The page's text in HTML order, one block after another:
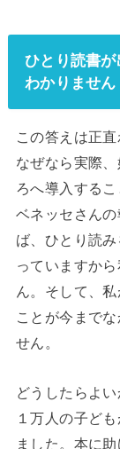
ひとり読書
わかりません
この答えは正
なぜなら実際
ろへ導入するこ
ベネッセさん
ば、ひとり読
っていますか
ん。そして、
ことが今まで
せん。
どうしたらよ
１万人の子ど
ました。本に